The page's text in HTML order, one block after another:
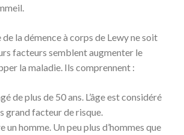
de la démence à corps de Lewy ne soit
facteurs semblent augmenter le
la maladie. Ils comprennent :
de plus de 50 ans. L’âge est considéré
grand facteur de risque.
un homme. Un peu plus d’hommes que